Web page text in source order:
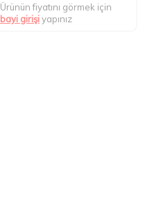
Ürünün fiyatını görmek için
bayi girişiyapınız